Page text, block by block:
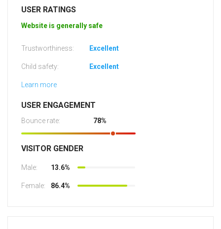
USER RATINGS
Website is generally safe
Trustworthiness: Excellent
Child safety: Excellent
Learn more
USER ENGAGEMENT
Bounce rate: 78%
VISITOR GENDER
Male: 13.6%
Female: 86.4%